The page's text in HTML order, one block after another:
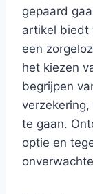
gepaard
artikel biedt
een
het kiezen
begrijpen
te gaan.
optie en